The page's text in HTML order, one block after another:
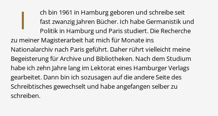
I
ch bin 1961 in Hamburg geboren und schreibe seit
fast zwanzig Jahren Bücher. Ich habe Germanistik und
Politik in Hamburg und Paris studiert. Die Recherche
zu meiner Magisterarbeit hat mich für Monate ins
Nationalarchiv nach Paris geführt. Daher rührt vielleicht meine
Begeisterung für Archive und Bibliotheken. Nach dem Studium
habe ich zehn Jahre lang im Lektorat eines Hamburger Verlags
gearbeitet. Dann bin ich sozusagen auf die andere Seite des
Schreibtisches gewechselt und habe angefangen selber zu
schreiben.